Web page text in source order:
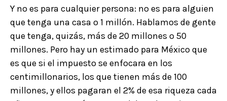
Y no es para cualquier persona: no es para alguien
que tenga una casa o 1 millón. Hablamos de gente
que tenga, quizás, más de 20 millones o 50
millones. Pero hay un estimado para México que
es que si el impuesto se enfocara en los
centimillonarios, los que tienen más de 100
millones, y ellos pagaran el 2% de esa riqueza cada